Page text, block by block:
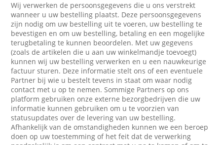
Wij verwerken de persoonsgegevens die u ons verstrekt
wanneer u uw bestelling plaatst. Deze persoonsgegevens
zijn nodig om uw bestelling uit te voeren, uw bestelling te
bevestigen en om uw bestelling, betaling en een mogelijke
terugbetaling te kunnen beoordelen. Met uw gegevens
(zoals de artikelen die u aan uw winkelmandje toevoegt)
kunnen wij uw bestelling verwerken en u een nauwkeurige
factuur sturen. Deze informatie stelt ons of een eventuele
Partner bij wie u bestelt tevens in staat om waar nodig
contact met u op te nemen. Sommige Partners op ons
platform gebruiken onze externe bezorgbedrijven die uw
informatie kunnen gebruiken om u te voorzien van
statusupdates over de levering van uw bestelling.
Afhankelijk van de omstandigheden kunnen we een beroep
doen op uw toestemming of het feit dat de verwerking